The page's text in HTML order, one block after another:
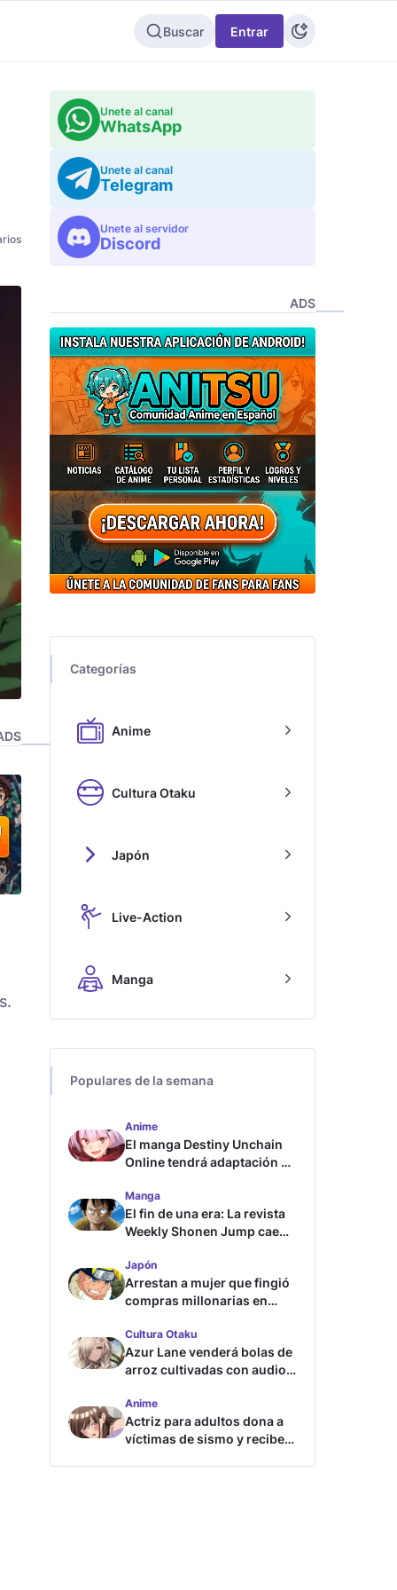
Buscar Entrar
Unete al canal
WhatsApp
Unete al canal
Telegram
Unete al servidor
Discord
ADS
Categorías
Anime
Cultura Otaku
Japón
Live-Action
Manga
Populares de la semana
Anime
El manga Destiny Unchain
Online tendrá adaptación al
Manga
El fin de una era: La revista
Weekly Shonen Jump cae
copias
Japón
Arrestan a mujer que fingió
compras millonarias en
Cultura Otaku
Azur Lane venderá bolas de
arroz cultivadas con audios
Anime
Actriz para adultos dona a
víctimas de sismo y recibe